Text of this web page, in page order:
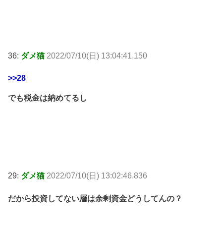
36: ダメ猫 2022/07/10(日) 13:04:41.150
>>28
でも税金は納めてるし
29: ダメ猫 2022/07/10(日) 13:02:46.836
だから投資してない層は余剰資金どうしてんの？